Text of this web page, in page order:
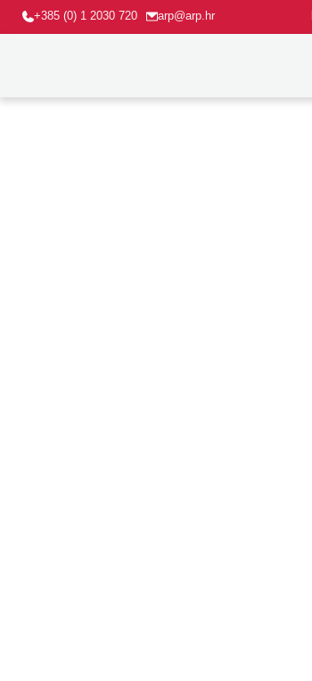
+385 (0) 1 2030 720 arp@arp.hr